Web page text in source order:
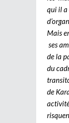
qui il a
Mais
ses
de la
du
de